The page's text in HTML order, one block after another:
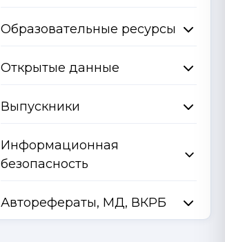
Образовательные ресурсы
Открытые данные
Выпускники
Информационная
безопасность
Авторефераты, МД, ВКРБ